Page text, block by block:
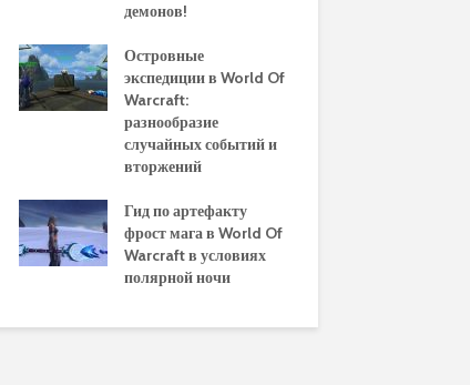
демонов!
Островные
экспедиции в World Of
Warcraft:
разнообразие
случайных событий и
вторжений
Гид по артефакту
фрост мага в World Of
Warcraft в условиях
полярной ночи